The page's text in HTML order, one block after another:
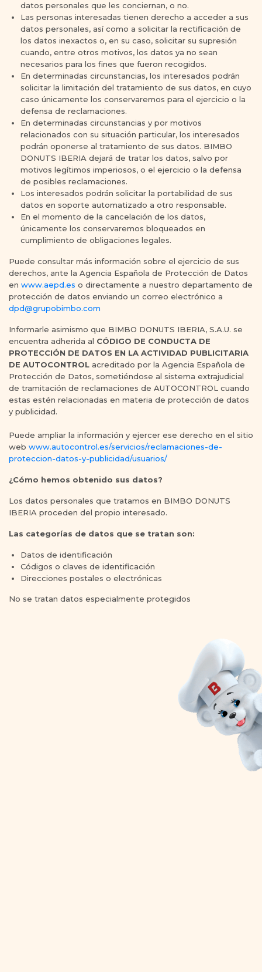
datos personales que les conciernan, o no.
Las personas interesadas tienen derecho a acceder a sus
datos personales, así como a solicitar la rectificación de
los datos inexactos o, en su caso, solicitar su supresión
cuando, entre otros motivos, los datos ya no sean
necesarios para los fines que fueron recogidos.
En determinadas circunstancias, los interesados podrán
solicitar la limitación del tratamiento de sus datos, en cuyo
caso únicamente los conservaremos para el ejercicio o la
defensa de reclamaciones.
En determinadas circunstancias y por motivos
relacionados con su situación particular, los interesados
podrán oponerse al tratamiento de sus datos. BIMBO
DONUTS IBERIA dejará de tratar los datos, salvo por
motivos legítimos imperiosos, o el ejercicio o la defensa
de posibles reclamaciones.
Los interesados podrán solicitar la portabilidad de sus
datos en soporte automatizado a otro responsable.
En el momento de la cancelación de los datos,
únicamente los conservaremos bloqueados en
cumplimiento de obligaciones legales.
Puede consultar más información sobre el ejercicio de sus
derechos, ante la Agencia Española de Protección de Datos
en www.aepd.es o directamente a nuestro departamento de
protección de datos enviando un correo electrónico a
dpd@grupobimbo.com
Informarle asimismo que BIMBO DONUTS IBERIA, S.A.U. se
encuentra adherida al CÓDIGO DE CONDUCTA DE
PROTECCIÓN DE DATOS EN LA ACTIVIDAD PUBLICITARIA
DE AUTOCONTROL acreditado por la Agencia Española de
Protección de Datos, sometiéndose al sistema extrajudicial
de tramitación de reclamaciones de AUTOCONTROL cuando
estas estén relacionadas en materia de protección de datos
y publicidad.
Puede ampliar la información y ejercer ese derecho en el sitio
web www.autocontrol.es/servicios/reclamaciones-de-
proteccion-datos-y-publicidad/usuarios/
¿Cómo hemos obtenido sus datos?
Los datos personales que tratamos en BIMBO DONUTS
IBERIA proceden del propio interesado.
Las categorías de datos que se tratan son:
Datos de identificación
Códigos o claves de identificación
Direcciones postales o electrónicas
No se tratan datos especialmente protegidos